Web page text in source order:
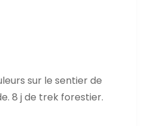
sur le sentier de
8 j de trek forestier.